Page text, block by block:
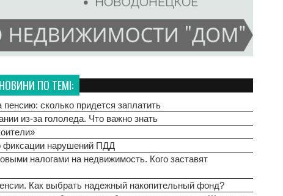
НОВИНИ ПО ТЕМІ:
сколько придется заплатить
из-за гололеда. Что важно знать
фиксации нарушений ПДД
налогами на недвижимость. Кого заставят
Как выбрать надежный накопительный фонд?